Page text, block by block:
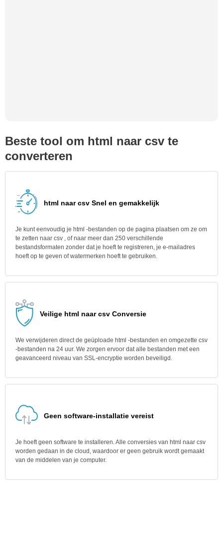
Beste tool om html naar csv te
converteren
html naar csv Snel en gemakkelijk
Je kunt eenvoudig je html -bestanden op de pagina plaatsen om ze om
te zetten naar csv , of naar meer dan 250 verschillende
bestandsformaten zonder dat je hoeft te registreren, je e-mailadres
hoeft op te geven of watermerken hoeft te gebruiken.
Veilige html naar csv Conversie
We verwijderen direct de geüploade html -bestanden en omgezette csv
-bestanden na 24 uur. We zorgen ervoor dat alle bestanden met een
geavanceerd niveau van SSL-encryptie worden beveiligd.
Geen software-installatie vereist
Je hoeft geen software te installeren. Alle conversies van html naar csv
worden gedaan in de cloud, waardoor er geen gebruik wordt gemaakt
van de middelen van je computer.